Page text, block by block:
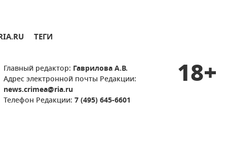
ТЕГИ
Главный редактор: Гаврилова А.В.
Адрес электронной почты Редакции:
news.crimea@ria.ru
Телефон Редакции: 7 (495) 645-6601
18+